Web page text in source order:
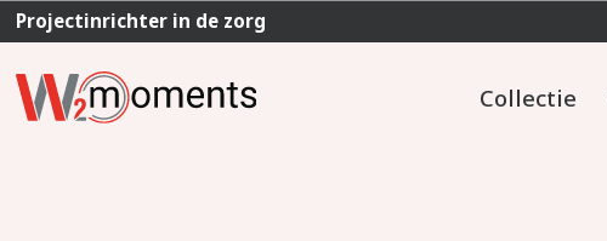
Projectinrichter in de zorg
Collectie